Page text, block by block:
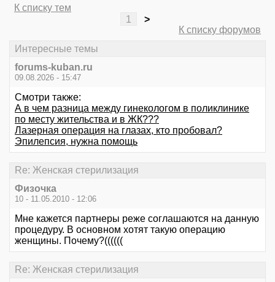
К списку тем
1
>
К списку форумов
Интересные темы
forums-kuban.ru
09.08.2026 - 15:47
Смотри также:
А в чем разница между гинекологом в поликлинике
по месту жительства и в ЖК???
Лазерная операция на глазах, кто пробовал?
Эпилепсия, нужна помощь
Re: Женская стерилизация
Физочка
10 - 11.05.2010 - 12:06
Мне кажется партнеры реже соглашаются на данную
процедуру. В основном хотят такую операцию
женщины. Почему?((((((
Re: Женская стерилизация